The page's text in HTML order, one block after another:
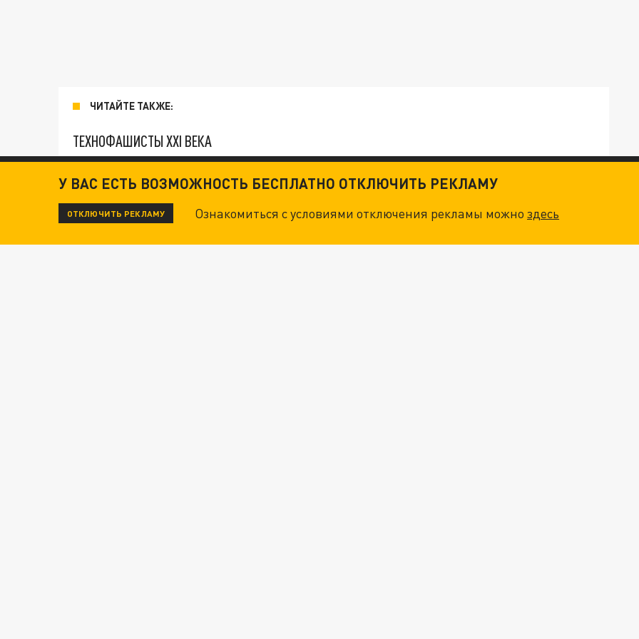
ЧИТАЙТЕ ТАКЖЕ:
ТЕХНОФАШИСТЫ XXI ВЕКА
"КРОТАМИ" БЫЛИ ВСЕ? ТЕРАКТ В ЦЕНТРЕ МОСКВЫ: НА ГЕНЕРАЛОВ ОХОТЯТСЯ "ЖИВЫЕ ДРОНЫ"
ДАНЯ С ДАШЕЙ СПАСЛИСЬ ОТ БОЕВИКОВ ВСУ. НО БЕДЫ ДЛЯ МАЛЫШЕЙ НЕ ЗАКОНЧИЛИСЬ
У ВАС ЕСТЬ ВОЗМОЖНОСТЬ БЕСПЛАТНО ОТКЛЮЧИТЬ РЕКЛАМУ
ОТКЛЮЧИТЬ РЕКЛАМУ Ознакомиться с условиями отключения рекламы можноздесь